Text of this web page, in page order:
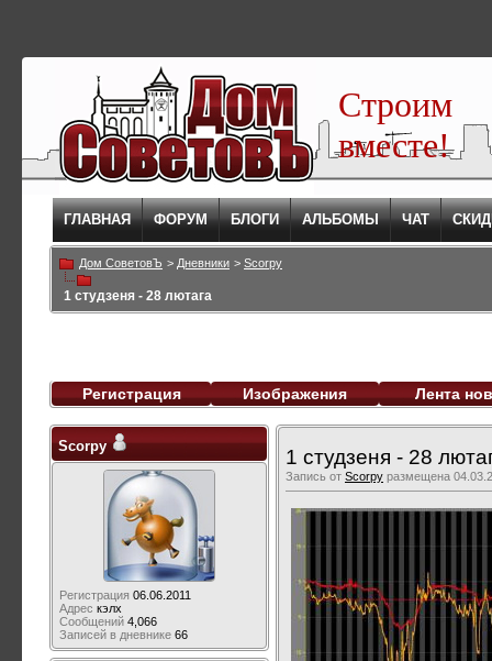
Строим
вместе!
ГЛАВНАЯ ФОРУМ БЛОГИ АЛЬБОМЫ ЧАТ
Дом СоветовЪ > Дневники > Scorpy
1 студзеня - 28 лютага
Регистрация Изображения Лента
1 студзеня - 28
Запись от Scorpy размещена
Scorpy
Регистрация 06.06.2011
Адрес кэлх
Сообщений 4,066
Записей в дневнике 66